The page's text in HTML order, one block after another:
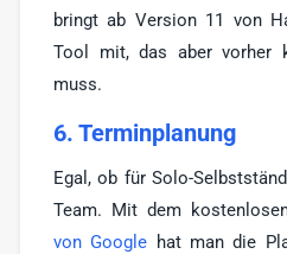
bringt ab Version 11 von
Tool mit, das aber vorher
muss.
6. Terminplanung
Egal, ob für Solo-
Team. Mit dem
von Google hat man die